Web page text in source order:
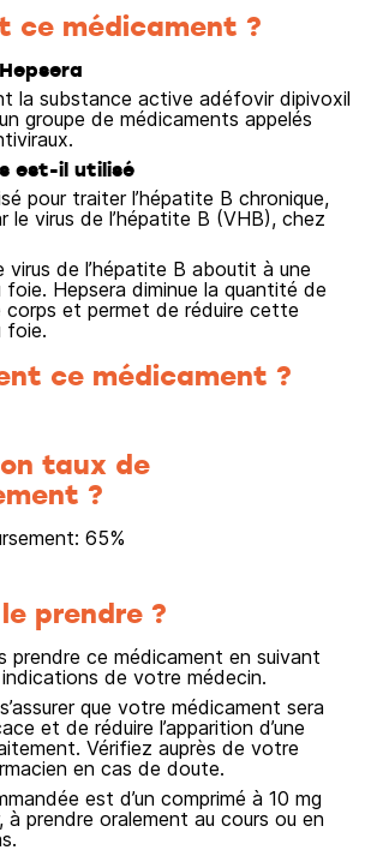
ce médicament ?
la substance active adéfovir dipivoxil
groupe de médicaments appelés
est-il utilisé
pour traiter l’hépatite B chronique,
le virus de l’hépatite B (VHB), chez
virus de l’hépatite B aboutit à une
Hepsera diminue la quantité de
corps et permet de réduire cette
foie.
ce médicament ?
taux de
?
65%
prendre ?
prendre ce médicament en suivant
de votre médecin.
que votre médicament sera
et de réduire l’apparition d’une
Vérifiez auprès de votre
en cas de doute.
est d’un comprimé à 10 mg
à prendre oralement au cours ou en